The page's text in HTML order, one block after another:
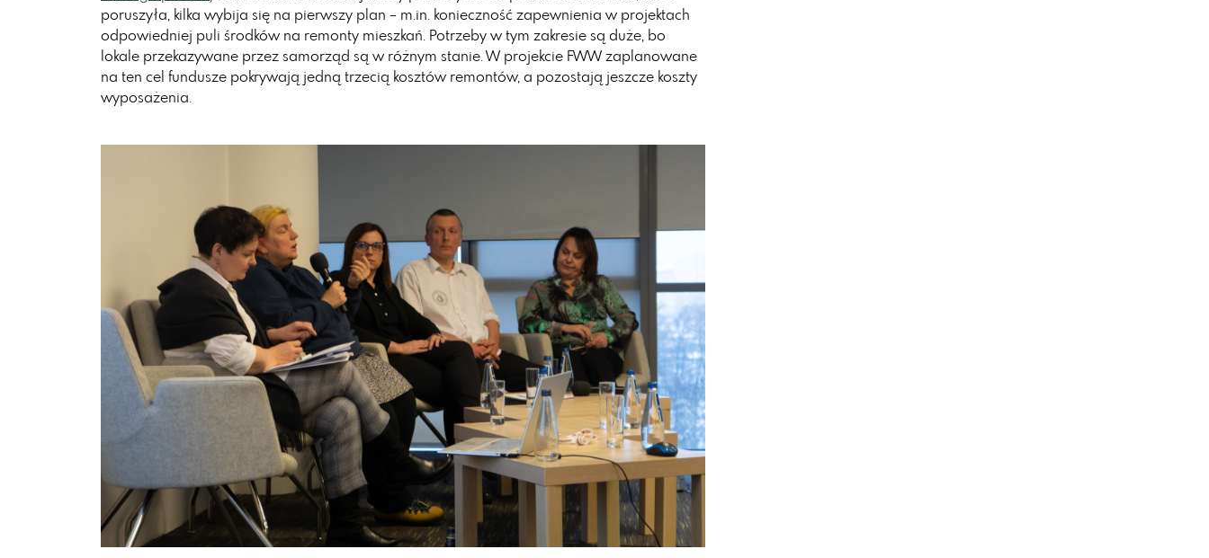
poruszyła, kilka wybija się na pierwszy plan – m.in. konieczność zapewnienia w projektach
odpowiedniej puli środków na remonty mieszkań. Potrzeby w tym zakresie są duże, bo
lokale przekazywane przez samorząd są w różnym stanie. W projekcie FWW zaplanowane
na ten cel fundusze pokrywają jedną trzecią kosztów remontów, a pozostają jeszcze koszty
wyposażenia.